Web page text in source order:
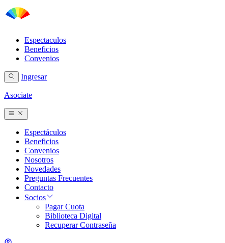
Espectaculos
Beneficios
Convenios
Ingresar
Asociate
Espectáculos
Beneficios
Convenios
Nosotros
Novedades
Preguntas Frecuentes
Contacto
Socios
Pagar Cuota
Biblioteca Digital
Recuperar Contraseña